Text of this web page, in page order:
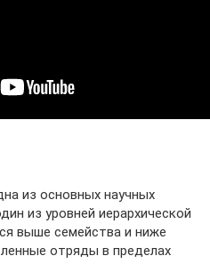
из основных научных
из уровней иерархической
выше семейства и ниже
отряды в пределах